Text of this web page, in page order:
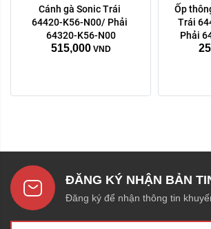
Cánh gà Sonic Trái
64420-K56-N00/ Phải
64320-K56-N00
515,000 VND
Ốp
Trái
Phải
ĐĂNG KÝ NHẬN BẢN
Đăng ký để nhận thông tin